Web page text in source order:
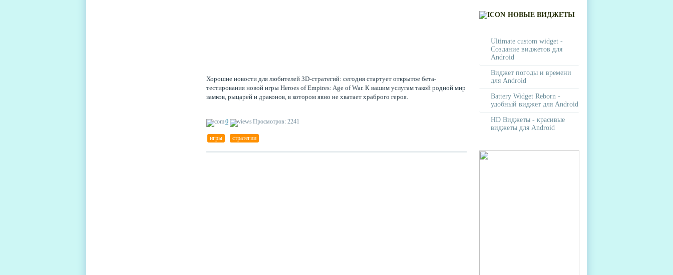
Хорошие новости для любителей 3D-стратегий: сегодня стартует открытое бета-
тестирования новой игры Heroes of Empires: Age of War. К вашим услугам такой родной мир
замков, рыцарей и драконов, в котором явно не хватает храброго героя.
0 Просмотров: 2241
игры стратегии
НОВЫЕ ВИДЖЕТЫ
Ultimate custom widget -
Создание виджетов для
Android
Виджет погоды и времени
для Android
Battery Widget Reborn -
удобный виджет для Android
HD Виджеты - красивые
виджеты для Android